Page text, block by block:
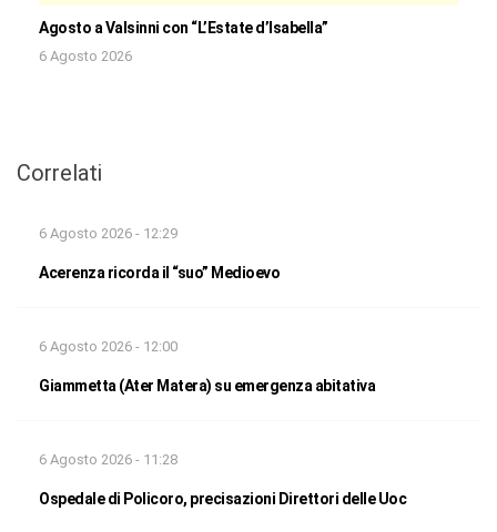
Agosto a Valsinni con “L’Estate d’Isabella”
6 Agosto 2026
Correlati
6 Agosto 2026 - 12:29
Acerenza ricorda il “suo” Medioevo
6 Agosto 2026 - 12:00
Giammetta (Ater Matera) su emergenza abitativa
6 Agosto 2026 - 11:28
Ospedale di Policoro, precisazioni Direttori delle Uoc